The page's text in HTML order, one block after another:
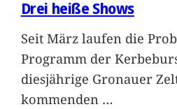
Drei heiße Shows
Seit März laufen die
Programm der
diesjährige Gronauer
kommenden …